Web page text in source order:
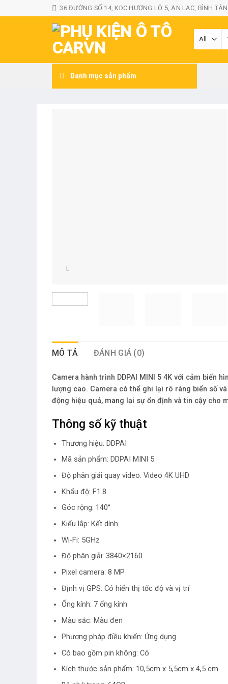
to
36 ĐƯỜNG SỐ 14, KDC HƯƠNG LỘ 5, AN LẠC, BÌNH
Danh mục sản phẩm
MÔ TẢ ĐÁNH GIÁ (0)
Camera hành trình DDPAI MINI 5 4K với cảm biến
lượng cao. Camera có thể ghi lại rõ ràng biển số
động hiệu quả, mang lại sự ổn định và tin cậy cho
Thông số kỹ thuật
Thương hiệu: DDPAI
Mã sản phẩm: DDPAI MINI 5
Độ phân giải quay video: Video 4K UHD
Khẩu độ: F1.8
Góc rộng: 140°
Kiểu lắp: Kết dính
Wi-Fi: 5GHz
Độ phân giải: 3840×2160
Pixel camera: 8 MP
Định vị GPS: Có hiển thị tốc độ và vị trí
Ống kính: 7 ống kính
Màu sắc: Màu đen
Phương pháp điều khiển: Ứng dụng
Có bao gồm pin không: Có
Kích thước sản phẩm: 10,5cm x 5,5cm x 4,5 cm